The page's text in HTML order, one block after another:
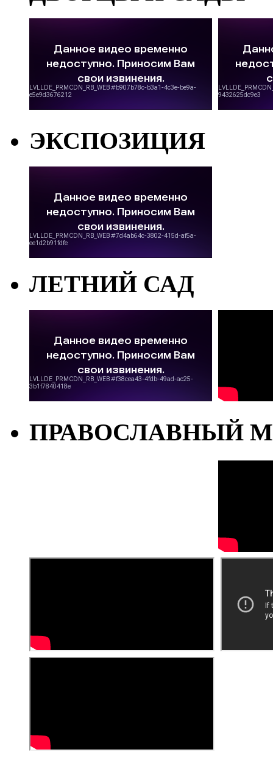
ЭКСПОЗИЦИЯ
ЛЕТНИЙ САД
ПРАВОСЛАВНЫЙ